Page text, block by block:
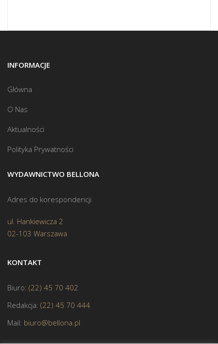
INFORMACJE
Główna
O Nas
Aktualności
Polityka Prywatności
WYDAWNICTWO BELLONA
Adres do korespondencji
ul. Hankiewicza 2
02-103 Warszawa
KONTAKT
Biuro: (22) 45 70 402
Redakcja: (22) 45 70 444
Mail: biuro@bellona.pl